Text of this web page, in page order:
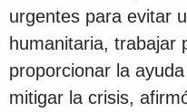
urgentes para evitar
humanitaria, trabajar
proporcionar la
mitigar la crisis,